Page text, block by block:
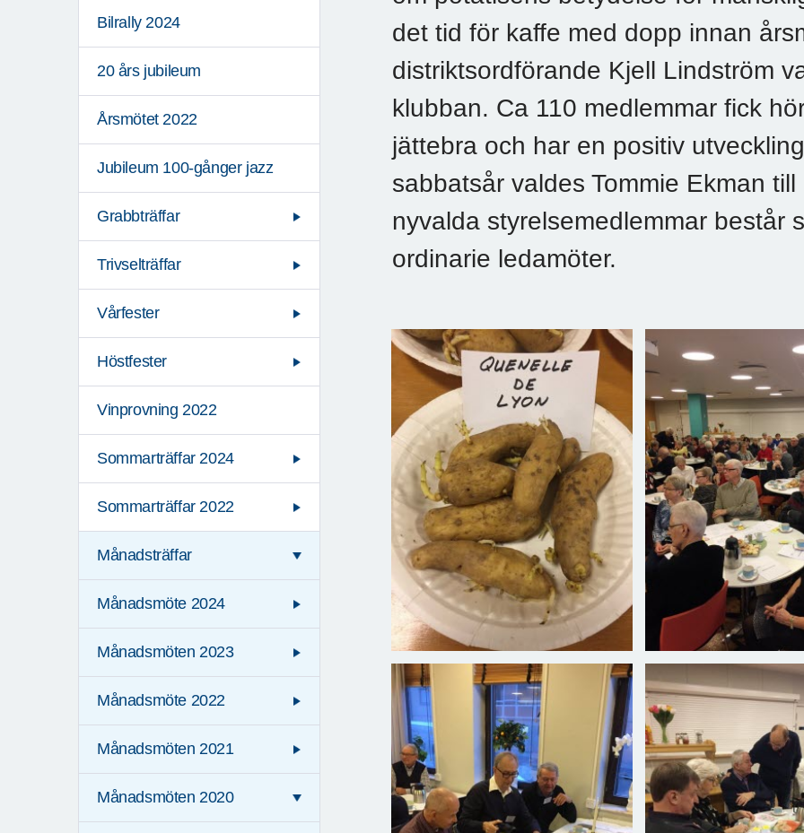
Bilrally 2024
20 års jubileum
Årsmötet 2022
Jubileum 100-gånger jazz
Grabbträffar
Trivselträffar
Vårfester
Höstfester
Vinprovning 2022
Sommarträffar 2024
Sommarträffar 2022
Månadsträffar
Månadsmöte 2024
Månadsmöten 2023
Månadsmöte 2022
Månadsmöten 2021
Månadsmöten 2020
det tid för kaffe med dopp innan
distriktsordförande Kjell Lindström
klubban. Ca 110 medlemmar fick
jättebra och har en positiv
sabbatsår valdes Tommie Ekman
nyvalda styrelsemedlemmar består
ordinarie ledamöter.